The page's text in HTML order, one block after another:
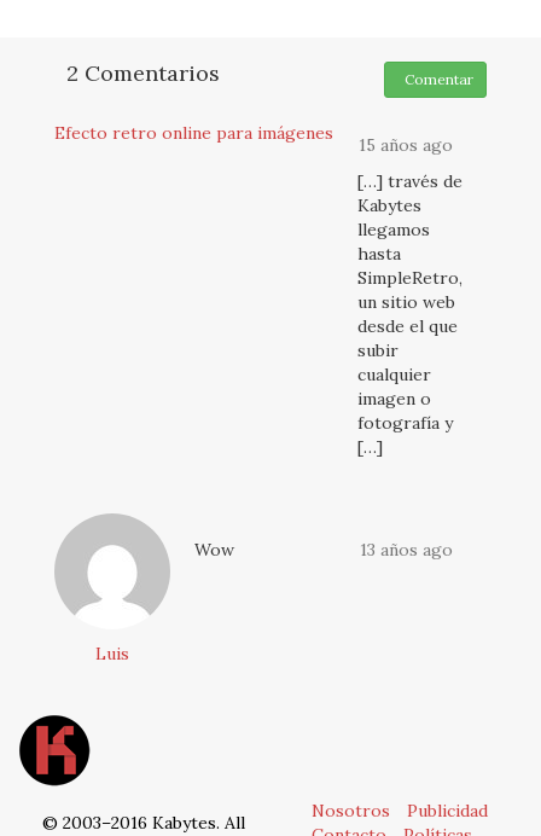
2 Comentarios Comentar
Efecto retro online para imágenes
15 años ago
[…] través de
Kabytes
llegamos
hasta
SimpleRetro,
un sitio web
desde el que
subir
cualquier
imagen o
fotografía y
[…]
Luis
13 años ago
Wow
© 2003–2016 Kabytes. All
Nosotros
Publicidad